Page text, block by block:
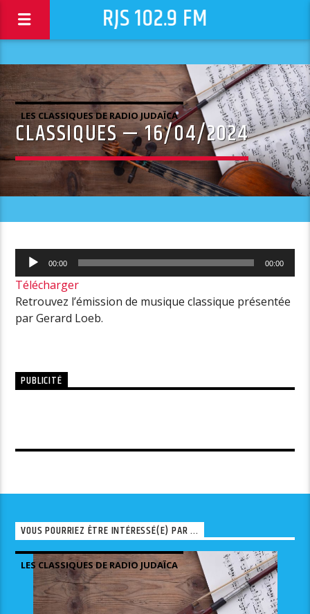
RJS 102.9 FM
LES CLASSIQUES DE RADIO JUDAÏCA
CLASSIQUES — 16/04/2024
Lecteur
audio
00:00 00:00
Télécharger
Retrouvez l’émission de musique classique présentée
par Gerard Loeb.
PUBLICITÉ
VOUS POURRIEZ ÊTRE INTÉRESSÉ(E) PAR ...
LES CLASSIQUES DE RADIO JUDAÏCA